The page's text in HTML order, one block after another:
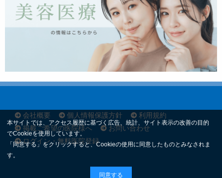
会社概要 個人情報保護方針
利用規約
掲載ご希望の医院様へ
お問い合わせ
ログイン・無料医院登録
本サイトでは、アクセス履歴に基づく広告、統計、サイト表示の改善の目的
でCookieを使用しています。
「同意する」をクリックすると、Cookieの使用に同意したものとみなされま
す。
同意する